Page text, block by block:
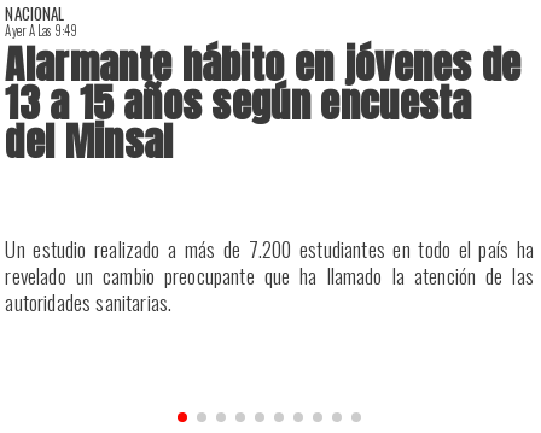
NACIONAL
Ayer A Las 9:49
Alarmante hábito en jóvenes de
13 a 15 años según encuesta
del Minsal
Un estudio realizado a más de 7.200 estudiantes en todo el país ha
revelado un cambio preocupante que ha llamado la atención de las
autoridades sanitarias.